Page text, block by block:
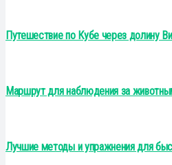
Путешествие по Кубе через долину
Маршрут для наблюдения за
Лучшие методы и упражнения для